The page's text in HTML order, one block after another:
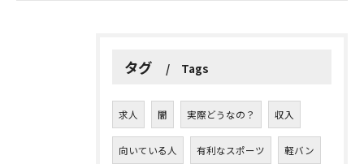
タグ Tags
求人 闇 実際どうなの？ 収入
向いている人 有利なスポーツ 軽バン